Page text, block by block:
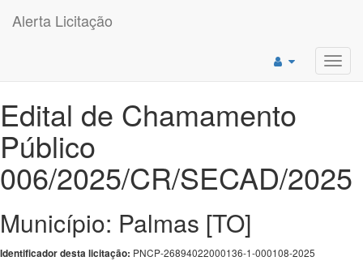
Alerta Licitação
Edital de Chamamento
Público
006/2025/CR/SECAD/2025
Município: Palmas [TO]
Identificador desta licitação: PNCP-26894022000136-1-000108-2025